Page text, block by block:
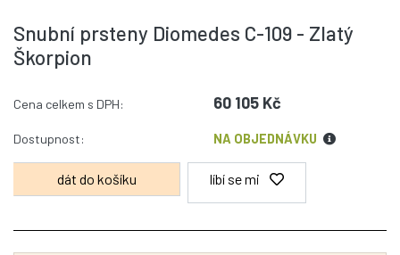
Snubní prsteny Diomedes C-109 - Zlatý
Škorpion
Cena celkem s DPH: 60 105 Kč
Dostupnost: NA OBJEDNÁVKU
líbí se mi